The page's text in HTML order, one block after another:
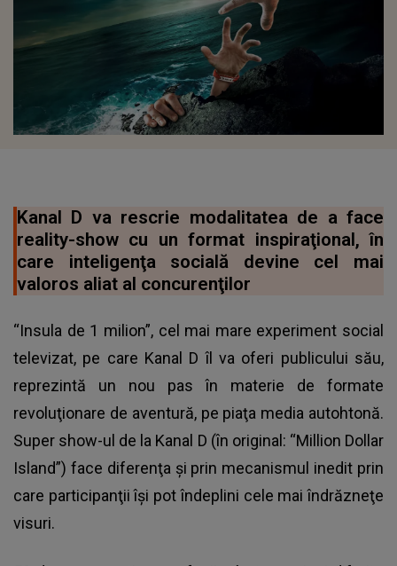
Kanal D va rescrie modalitatea de a face
reality-show cu un format inspiraţional, în
care inteligenţa socială devine cel mai
valoros aliat al concurenţilor
“Insula de 1 milion”, cel mai mare experiment social
televizat, pe care Kanal D îl va oferi publicului său,
reprezintă un nou pas în materie de formate
revoluţionare de aventură, pe piaţa media autohtonă.
Super show-ul de la Kanal D (în original: “Million Dollar
Island”) face diferenţa şi prin mecanismul inedit prin
care participanţii îşi pot îndeplini cele mai îndrăzneţe
visuri.